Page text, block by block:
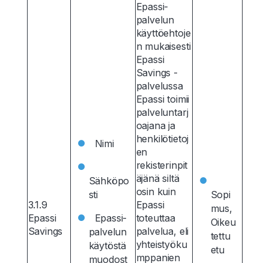
3.1.9
Epassi
Savings
Nimi
Sähköpo
sti
Epassi-
palvelun
käytöstä
muodost
Epassi-
palvelun
käyttöehtoje
n mukaisesti
Epassi
Savings -
palvelussa
Epassi toimii
palveluntarj
oajana ja
henkilötietoj
en
rekisterinpit
äjänä siltä
osin kuin
Epassi
toteuttaa
palvelua, eli
yhteistyöku
mppanien
Sopi
mus,
Oikeu
tettu
etu